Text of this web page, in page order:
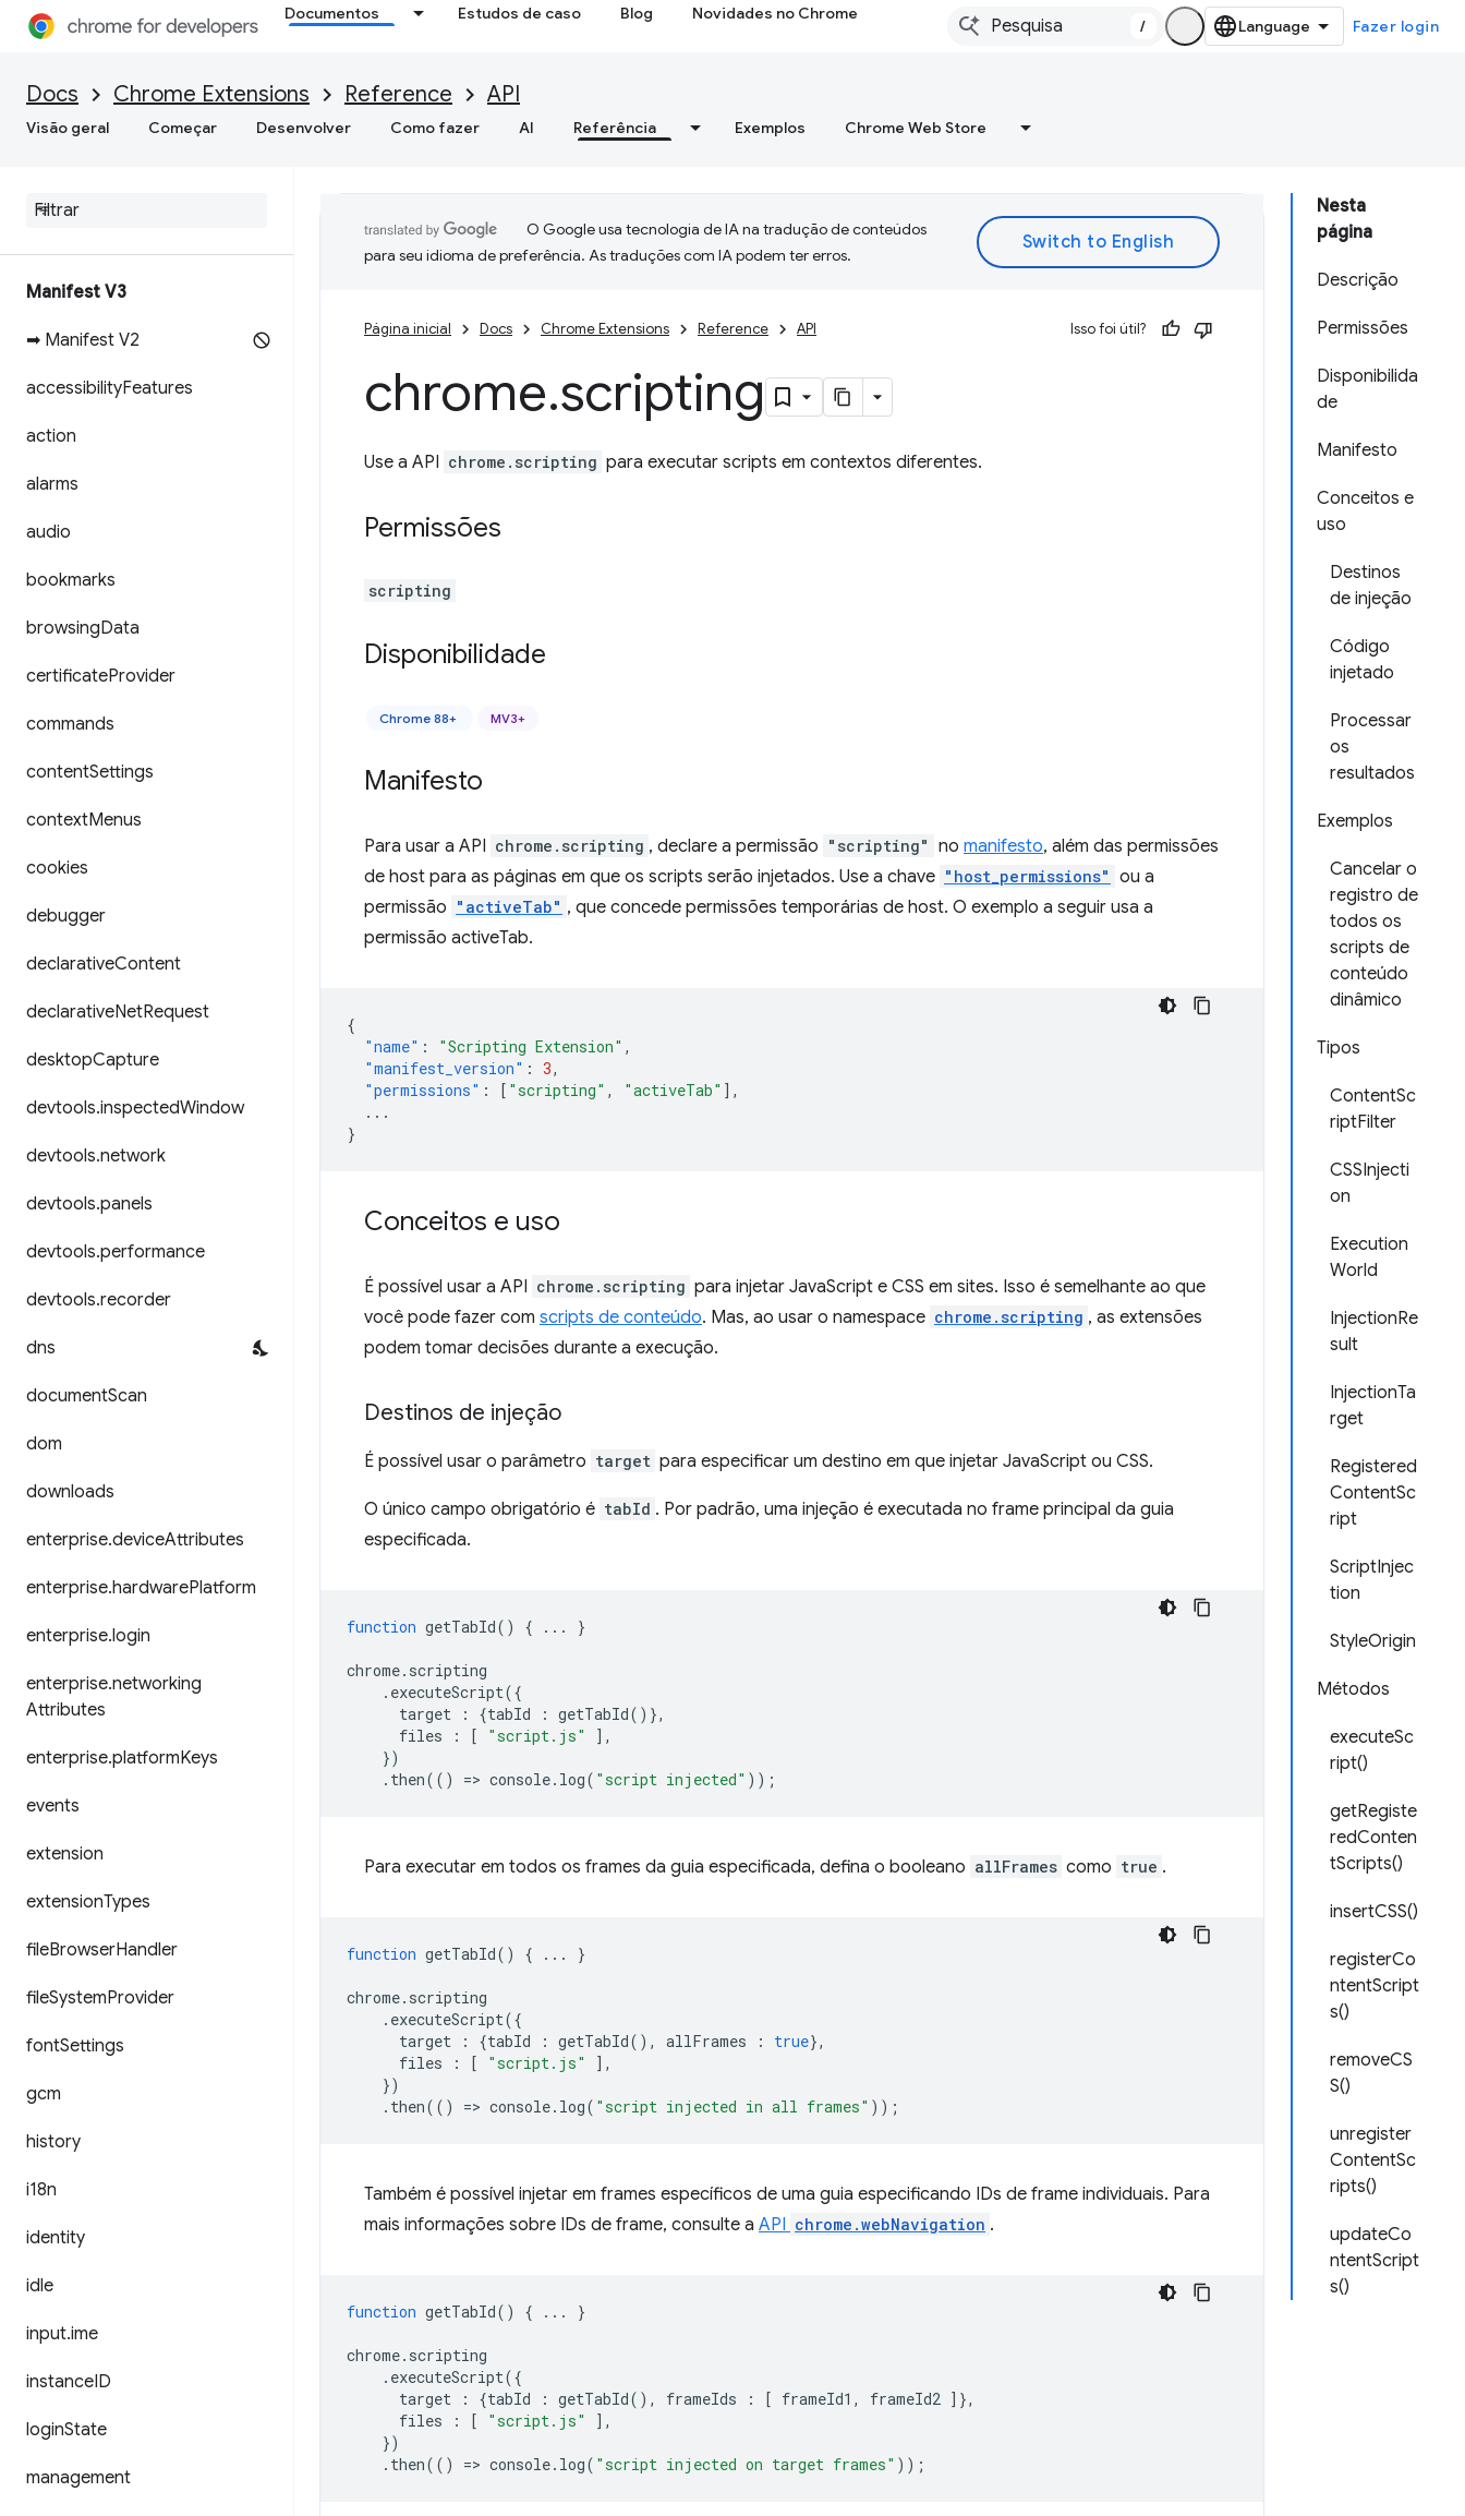
Documentos Estudos de caso Blog Novidades no Chrome
/ Fazer login
Docs Chrome Extensions Reference API
Visão geral Começar Desenvolver Como fazer AI Referência Exemplos Chrome Web Store
Manifest V3
➡ Manifest V2
accessibilityFeatures
action
alarms
audio
bookmarks
browsingData
certificateProvider
commands
contentSettings
contextMenus
cookies
debugger
declarativeContent
declarativeNetRequest
desktopCapture
devtools.inspectedWindow
devtools.network
devtools.panels
devtools.performance
devtools.recorder
dns
documentScan
dom
downloads
enterprise.deviceAttributes
enterprise.hardwarePlatform
enterprise.login
enterprise.networking
Attributes
enterprise.platformKeys
events
extension
extensionTypes
fileBrowserHandler
fileSystemProvider
fontSettings
gcm
history
i18n
identity
idle
input.ime
instanceID
loginState
management
Nesta
página
Descrição
Permissões
Disponibilida
de
Manifesto
Conceitos e
uso
Destinos
de injeção
Código
injetado
Processar
os
resultados
Exemplos
Cancelar o
registro de
todos os
scripts de
conteúdo
dinâmico
Tipos
ContentSc
riptFilter
CSSInjecti
on
Execution
World
InjectionRe
sult
InjectionTa
rget
Registered
ContentSc
ript
ScriptInjec
tion
StyleOrigin
Métodos
executeSc
ript()
getRegiste
redConten
tScripts()
insertCSS()
registerCo
ntentScript
s()
removeCS
S()
unregister
ContentSc
ripts()
updateCo
ntentScript
s()
O Google usa tecnologia de IA na tradução de conteúdos
para seu idioma de preferência. As traduções com IA podem ter erros.
Página inicial Docs Chrome Extensions Reference API Isso foi útil?
chrome.scripting
Use a API chrome.scripting para executar scripts em contextos diferentes.
Permissões
scripting
Disponibilidade
Chrome 88+ MV3+
Manifesto
Para usar a API chrome.scripting , declare a permissão "scripting" no manifesto, além das permissões
de host para as páginas em que os scripts serão injetados. Use a chave "host_permissions" ou a
permissão "activeTab" , que concede permissões temporárias de host. O exemplo a seguir usa a
permissão activeTab.
{
"name" : "Scripting Extension" ,
"manifest_version" : 3,
"permissions" : [ "scripting" , "activeTab" ],
...
}
Conceitos e uso
É possível usar a API chrome.scripting para injetar JavaScript e CSS em sites. Isso é semelhante ao que
você pode fazer com scripts de conteúdo. Mas, ao usar o namespace chrome.scripting , as extensões
podem tomar decisões durante a execução.
Destinos de injeção
É possível usar o parâmetro target para especificar um destino em que injetar JavaScript ou CSS.
O único campo obrigatório é tabId . Por padrão, uma injeção é executada no frame principal da guia
especificada.
function getTabId() { ... }
chrome. scripting
. executeScript({
target
: {tabId : getTabId()},
files
: [ "script.js"
],
})
. then(() => console. log( "script injected" ));
Para executar em todos os frames da guia especificada, defina o booleano allFrames como true .
function getTabId() { ... }
chrome. scripting
. executeScript({
target
: {tabId : getTabId(), allFrames : true},
files
: [ "script.js"
],
})
. then(() => console. log( "script injected in all frames" ));
Também é possível injetar em frames específicos de uma guia especificando IDs de frame individuais. Para
mais informações sobre IDs de frame, consulte a API chrome.webNavigation .
function getTabId() { ... }
chrome. scripting
. executeScript({
target
: {tabId : getTabId(), frameIds : [ frameId1 , frameId2 ]},
files
: [ "script.js"
],
})
. then(() => console. log( "script injected on target frames" ));